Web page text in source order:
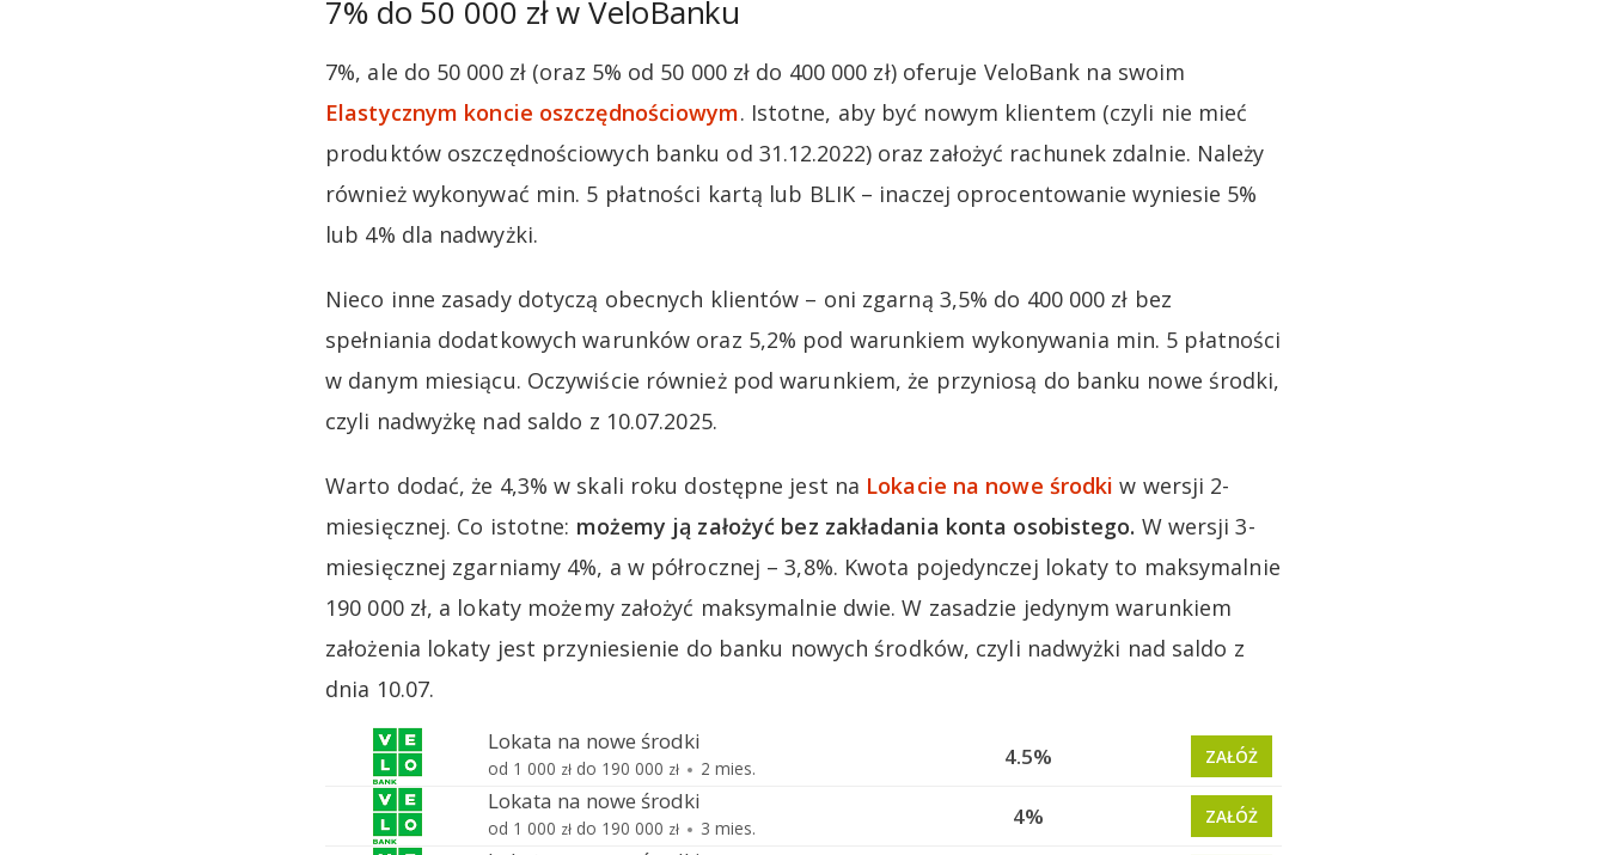
7% do 50 000 zł w VeloBanku
7%, ale do 50 000 zł (oraz 5% od 50 000 zł do 400 000 zł) oferuje VeloBank na swoim
Elastycznym koncie oszczędnościowym. Istotne, aby być nowym klientem (czyli nie mieć
produktów oszczędnościowych banku od 31.12.2022) oraz założyć rachunek zdalnie. Należy
również wykonywać min. 5 płatności kartą lub BLIK – inaczej oprocentowanie wyniesie 5%
lub 4% dla nadwyżki.
Nieco inne zasady dotyczą obecnych klientów – oni zgarną 3,5% do 400 000 zł bez
spełniania dodatkowych warunków oraz 5,2% pod warunkiem wykonywania min. 5 płatności
w danym miesiącu. Oczywiście również pod warunkiem, że przyniosą do banku nowe środki,
czyli nadwyżkę nad saldo z 10.07.2025.
Warto dodać, że 4,3% w skali roku dostępne jest na Lokacie na nowe środki w wersji 2-
miesięcznej. Co istotne: możemy ją założyć bez zakładania konta osobistego. W wersji 3-
miesięcznej zgarniamy 4%, a w półrocznej – 3,8%. Kwota pojedynczej lokaty to maksymalnie
190 000 zł, a lokaty możemy założyć maksymalnie dwie. W zasadzie jedynym warunkiem
założenia lokaty jest przyniesienie do banku nowych środków, czyli nadwyżki nad saldo z
dnia 10.07.